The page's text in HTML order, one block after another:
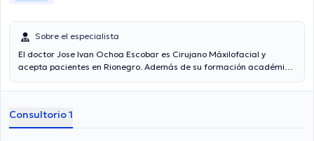
Sobre el especialista
El doctor Jose Ivan Ochoa Escobar es Cirujano Máxilofacial y
acepta pacientes en Rionegro. Además de su formación académica
especialidad. El doctor posee años de experiencia laboral en su
miembro de diversas asociaciones médicas. Jose Ivan Ochoa
Escobar ha cooperado en abundantes conferencias con el objetivo
Consultorio 1